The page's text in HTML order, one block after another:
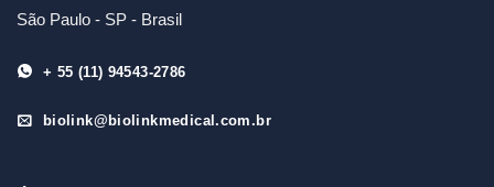
São Paulo - SP - Brasil
+ 55 (11) 94543-2786
biolink@biolinkmedical.com.br